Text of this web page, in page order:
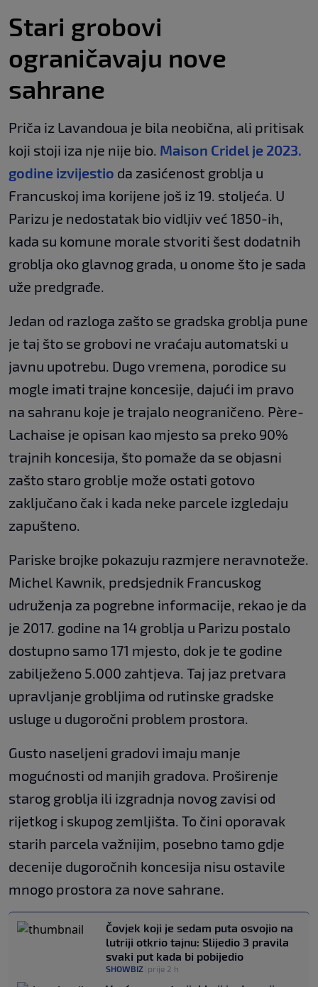
Stari grobovi
ograničavaju nove
sahrane
Priča iz Lavandoua je bila neobična, ali pritisak
koji stoji iza nje nije bio. Maison Cridel je 2023.
godine izvijestio da zasićenost groblja u
Francuskoj ima korijene još iz 19. stoljeća. U
Parizu je nedostatak bio vidljiv već 1850-ih,
kada su komune morale stvoriti šest dodatnih
groblja oko glavnog grada, u onome što je sada
uže predgrađe.
Jedan od razloga zašto se gradska groblja pune
je taj što se grobovi ne vraćaju automatski u
javnu upotrebu. Dugo vremena, porodice su
mogle imati trajne koncesije, dajući im pravo
na sahranu koje je trajalo neograničeno. Père-
Lachaise je opisan kao mjesto sa preko 90%
trajnih koncesija, što pomaže da se objasni
zašto staro groblje može ostati gotovo
zaključano čak i kada neke parcele izgledaju
zapušteno.
Pariske brojke pokazuju razmjere neravnoteže.
Michel Kawnik, predsjednik Francuskog
udruženja za pogrebne informacije, rekao je da
je 2017. godine na 14 groblja u Parizu postalo
dostupno samo 171 mjesto, dok je te godine
zabilježeno 5.000 zahtjeva. Taj jaz pretvara
upravljanje grobljima od rutinske gradske
usluge u dugoročni problem prostora.
Gusto naseljeni gradovi imaju manje
mogućnosti od manjih gradova. Proširenje
starog groblja ili izgradnja novog zavisi od
rijetkog i skupog zemljišta. To čini oporavak
starih parcela važnijim, posebno tamo gdje
decenije dugoročnih koncesija nisu ostavile
mnogo prostora za nove sahrane.
Čovjek koji je sedam puta osvojio na
lutriji otkrio tajnu: Slijedio 3 pravila
svaki put kada bi pobijedio
SHOWBIZ prije 2 h